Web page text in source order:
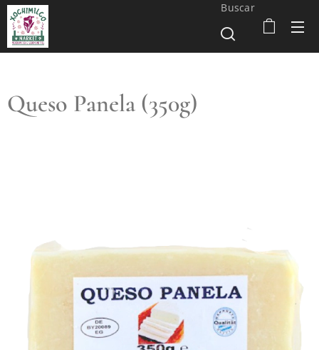
Buscar
Queso Panela (350g)